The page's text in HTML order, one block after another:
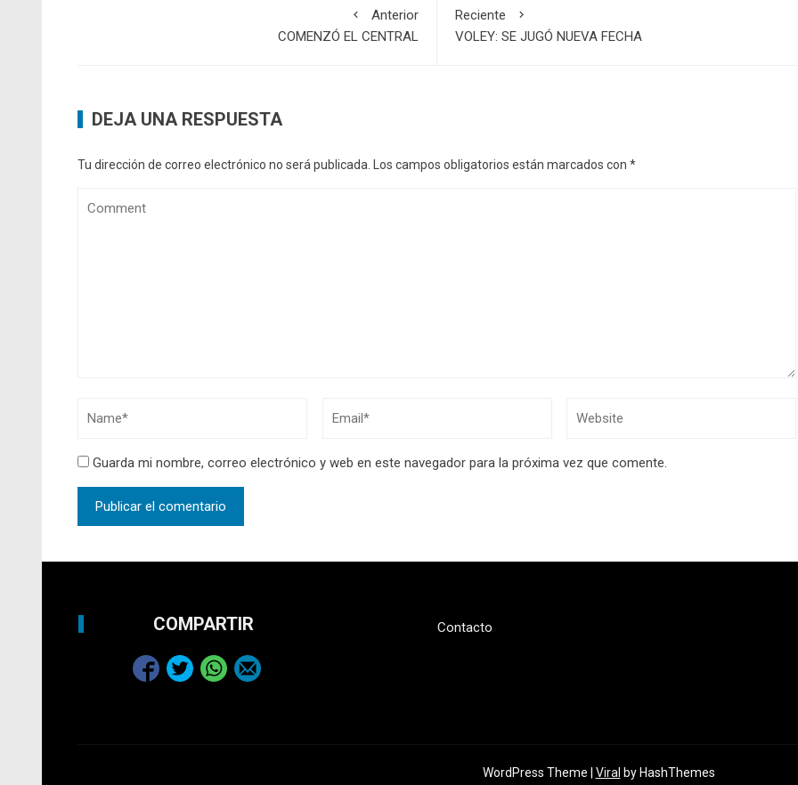
Anterior
COMENZÓ EL CENTRAL
Reciente
VOLEY: SE JUGÓ NUEVA FECHA
DEJA UNA RESPUESTA
Tu dirección de correo electrónico no será publicada. Los campos obligatorios están marcados con *
Guarda mi nombre, correo electrónico y web en este navegador para la próxima vez que comente.
COMPARTIR Contacto
WordPress Theme | Viral by HashThemes